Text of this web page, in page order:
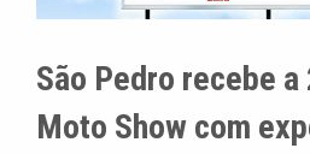
São Pedro recebe a
Moto Show com